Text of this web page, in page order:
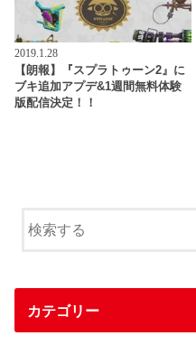
2019.1.28
【朗報】『スプラトゥーン2』に
ブキ追加アプデ&1週間無料体験
版配信決定！！
カテゴリー